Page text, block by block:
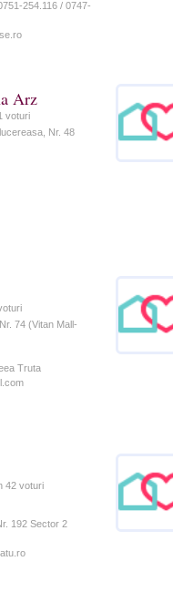
254.116 / 0747-
Arz
voturi
Nr. 48
74 (Vitan Mall-
Truta
42voturi
192 Sector 2